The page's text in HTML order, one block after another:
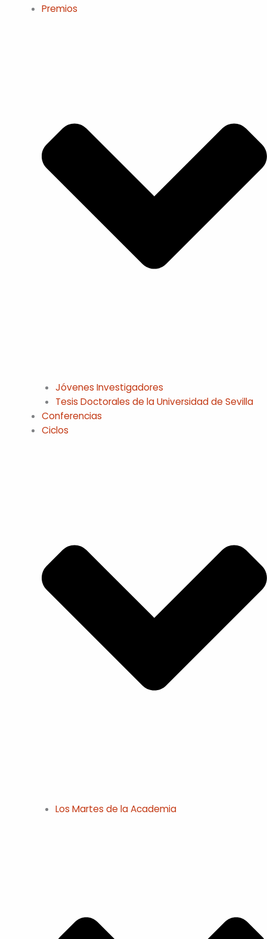
Premios
Jóvenes Investigadores
Tesis Doctorales de la Universidad de Sevilla
Conferencias
Ciclos
Los Martes de la Academia